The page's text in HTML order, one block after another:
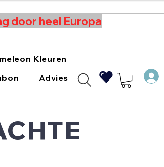
door heel Europa
Kleuren
Advies